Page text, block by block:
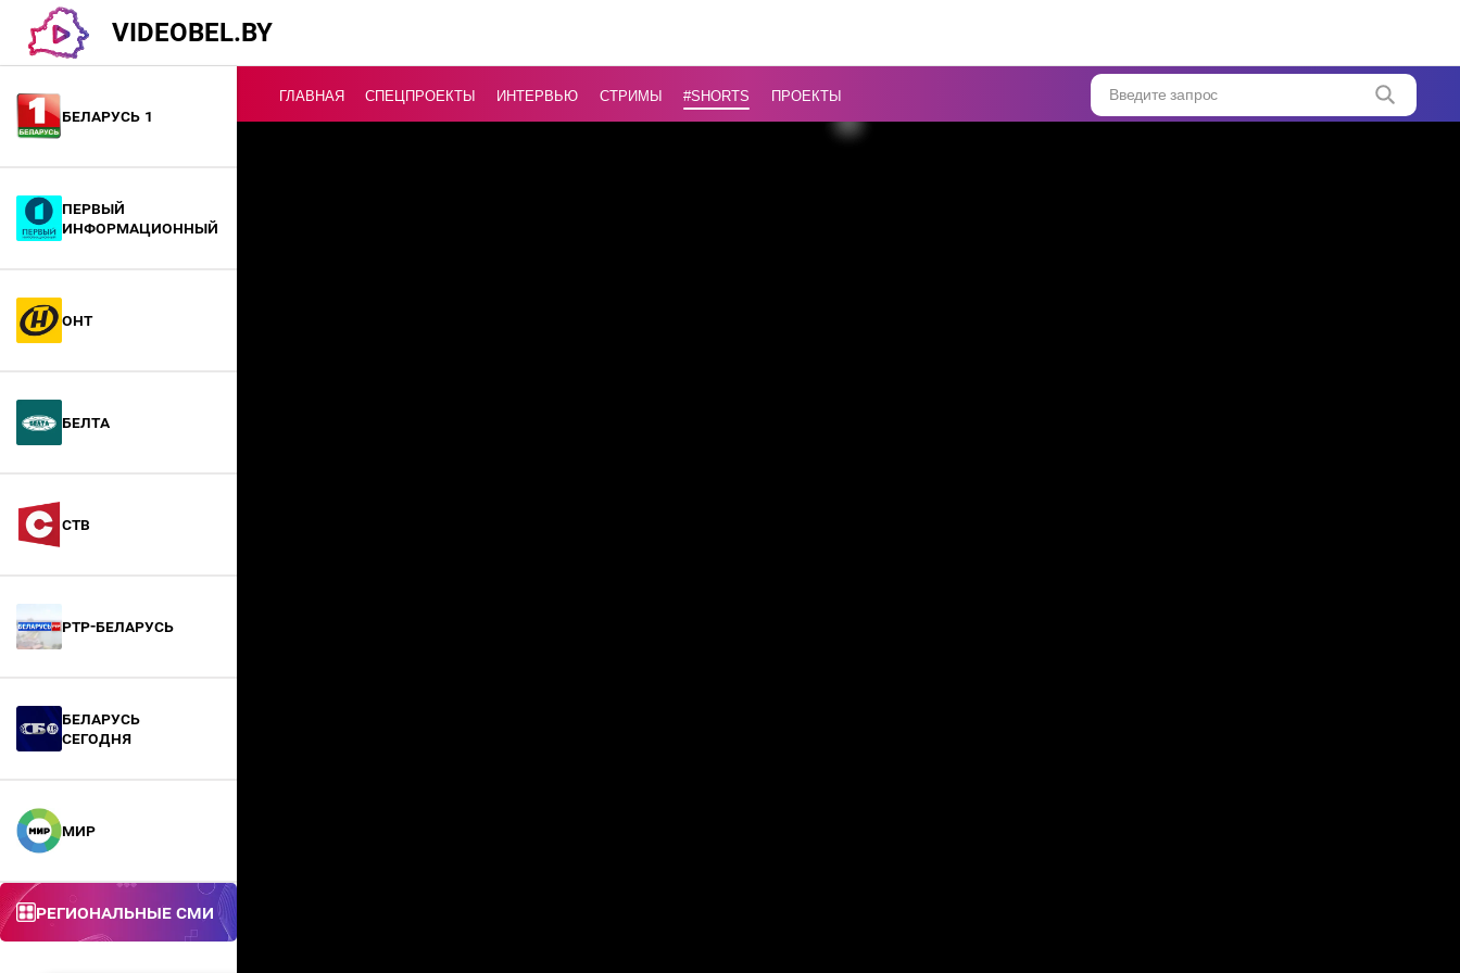
VIDEOBEL.BY
Беларусь 1
Первый
информационный
ОНТ
БелТА
СТВ
РТР-Беларусь
БЕЛАРУСЬ
СЕГОДНЯ
МИР
Региональные СМИ
ГЛАВНАЯ СПЕЦПРОЕКТЫ ИНТЕРВЬЮ СТРИМЫ #Shorts ПРОЕКТЫ Введите запрос
древесину